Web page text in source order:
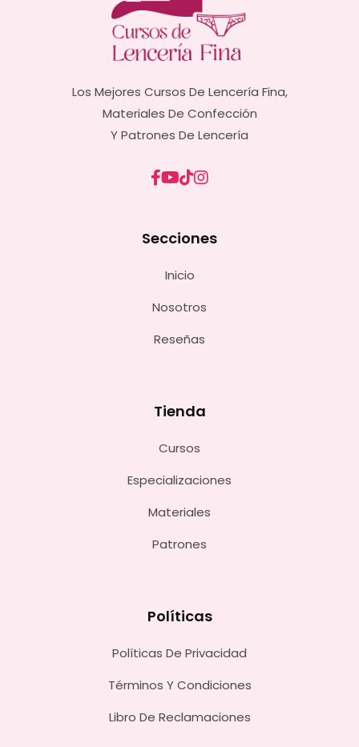
Los Mejores Cursos De Lencería Fina,
Materiales De Confección
Y Patrones De Lencería
Secciones
Inicio
Nosotros
Reseñas
Tienda
Cursos
Especializaciones
Materiales
Patrones
Políticas
Políticas De Privacidad
Términos Y Condiciones
Libro De Reclamaciones